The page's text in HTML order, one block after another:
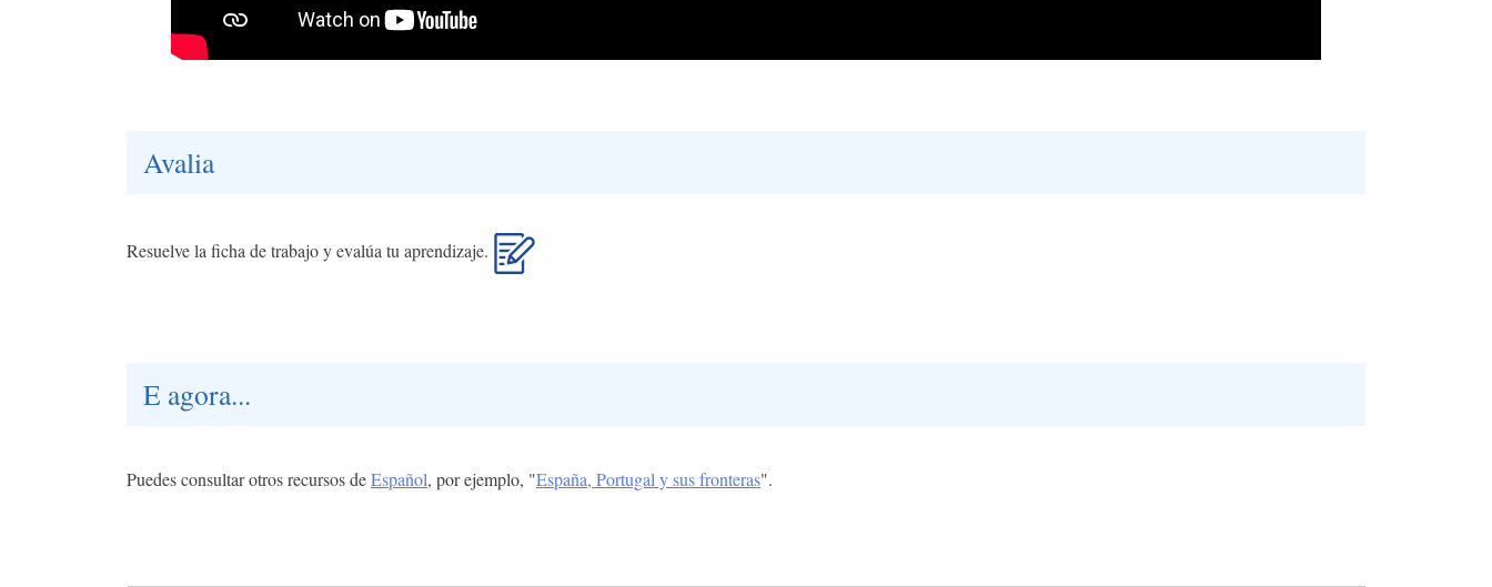
Avalia
Resuelve la ficha de trabajo y evalúa tu aprendizaje.
E agora...
Puedes consultar otros recursos deEspañol, por ejemplo, "España, Portugal y sus fronteras".